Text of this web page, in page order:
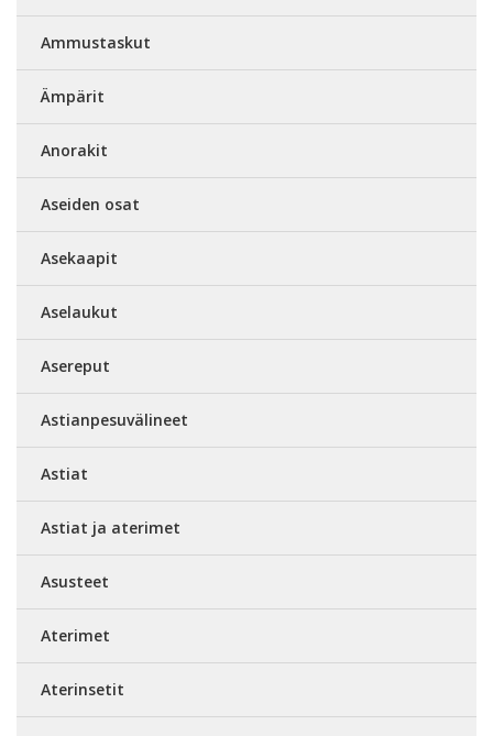
Ammustaskut
Ämpärit
Anorakit
Aseiden osat
Asekaapit
Aselaukut
Asereput
Astianpesuvälineet
Astiat
Astiat ja aterimet
Asusteet
Aterimet
Aterinsetit